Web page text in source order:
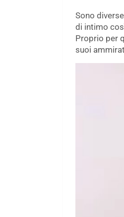
Sono
di intimo
Proprio per
suoi